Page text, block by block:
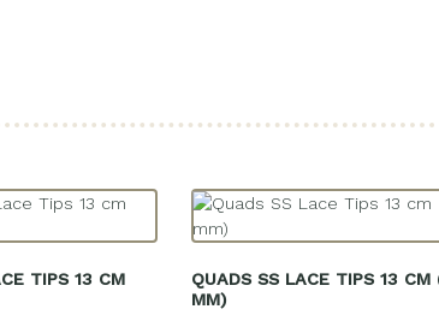
TIPS 13 CM
QUADS SS LACE TIPS 13 CM
MM)